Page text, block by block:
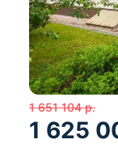
УНП 193750826
Лицензия: №
Страховое
1 651 104 р.
1 625